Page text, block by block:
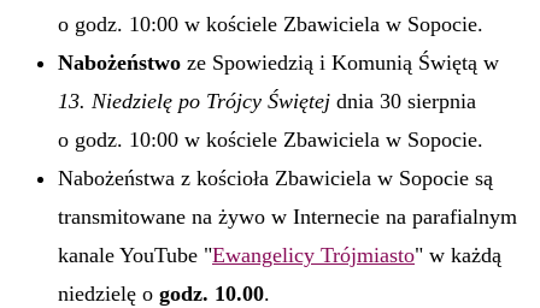
o godz. 10:00 w kościele Zbawiciela w Sopocie.
Nabożeństwo ze Spowiedzią i Komunią Świętą w
13. Niedzielę po Trójcy Świętej dnia 30 sierpnia
o godz. 10:00 w kościele Zbawiciela w Sopocie.
Nabożeństwa z kościoła Zbawiciela w Sopocie są
transmitowane na żywo w Internecie na parafialnym
kanale YouTube "Ewangelicy Trójmiasto" w każdą
niedzielę o godz. 10.00.